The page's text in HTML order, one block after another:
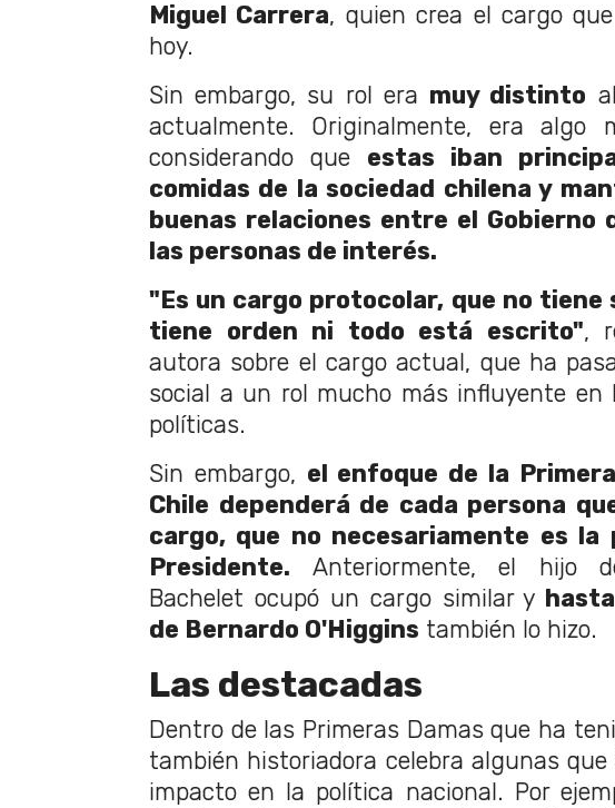
Miguel Carrera, quien crea el cargo
hoy.
Sin embargo, su rol era muy distinto
actualmente. Originalmente, era algo
considerando que estas iban
comidas de la sociedad chilena y
buenas relaciones entre el Gobierno
las personas de interés.
"Es un cargo protocolar, que no tiene
tiene orden ni todo está escrito",
autora sobre el cargo actual, que ha
social a un rol mucho más influyente en
políticas.
Sin embargo, el enfoque de la
Chile dependerá de cada persona
cargo, que no necesariamente es la
Presidente. Anteriormente, el hijo
Bachelet ocupó un cargo similar y
de Bernardo O'Higgins también lo hizo.
Las destacadas
Dentro de las Primeras Damas que ha
también historiadora celebra algunas
impacto en la política nacional. Por